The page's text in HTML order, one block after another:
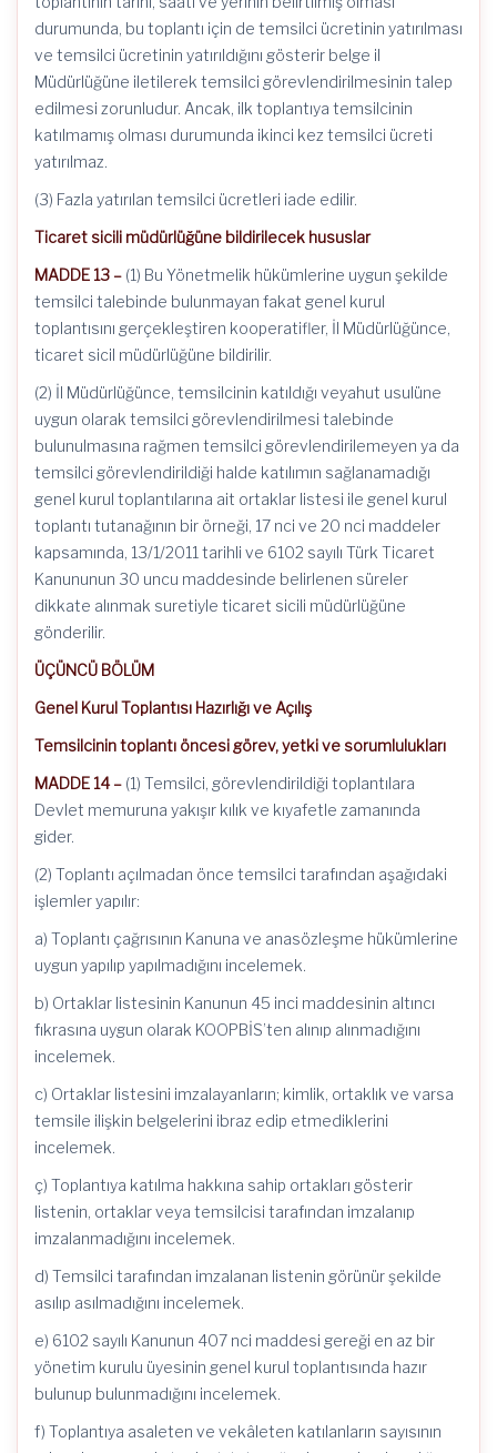
durumunda, bu toplantı için de temsilci ücretinin yatırılması
ve temsilci ücretinin yatırıldığını gösterir belge il
Müdürlüğüne iletilerek temsilci görevlendirilmesinin talep
edilmesi zorunludur. Ancak, ilk toplantıya temsilcinin
katılmamış olması durumunda ikinci kez temsilci ücreti
yatırılmaz.
(3) Fazla yatırılan temsilci ücretleri iade edilir.
Ticaret sicili müdürlüğüne bildirilecek hususlar
MADDE 13 – (1) Bu Yönetmelik hükümlerine uygun şekilde
temsilci talebinde bulunmayan fakat genel kurul
toplantısını gerçekleştiren kooperatifler, İl Müdürlüğünce,
ticaret sicil müdürlüğüne bildirilir.
(2) İl Müdürlüğünce, temsilcinin katıldığı veyahut usulüne
uygun olarak temsilci görevlendirilmesi talebinde
bulunulmasına rağmen temsilci görevlendirilemeyen ya da
temsilci görevlendirildiği halde katılımın sağlanamadığı
genel kurul toplantılarına ait ortaklar listesi ile genel kurul
toplantı tutanağının bir örneği, 17 nci ve 20 nci maddeler
kapsamında, 13/1/2011 tarihli ve 6102 sayılı Türk Ticaret
Kanununun 30 uncu maddesinde belirlenen süreler
dikkate alınmak suretiyle ticaret sicili müdürlüğüne
gönderilir.
ÜÇÜNCÜ BÖLÜM
Genel Kurul Toplantısı Hazırlığı ve Açılış
Temsilcinin toplantı öncesi görev, yetki ve sorumlulukları
MADDE 14 – (1) Temsilci, görevlendirildiği toplantılara
Devlet memuruna yakışır kılık ve kıyafetle zamanında
gider.
(2) Toplantı açılmadan önce temsilci tarafından aşağıdaki
işlemler yapılır:
a) Toplantı çağrısının Kanuna ve anasözleşme hükümlerine
uygun yapılıp yapılmadığını incelemek.
b) Ortaklar listesinin Kanunun 45 inci maddesinin altıncı
fıkrasına uygun olarak KOOPBİS’ten alınıp alınmadığını
incelemek.
c) Ortaklar listesini imzalayanların; kimlik, ortaklık ve varsa
temsile ilişkin belgelerini ibraz edip etmediklerini
incelemek.
ç) Toplantıya katılma hakkına sahip ortakları gösterir
listenin, ortaklar veya temsilcisi tarafından imzalanıp
imzalanmadığını incelemek.
d) Temsilci tarafından imzalanan listenin görünür şekilde
asılıp asılmadığını incelemek.
e) 6102 sayılı Kanunun 407 nci maddesi gereği en az bir
yönetim kurulu üyesinin genel kurul toplantısında hazır
bulunup bulunmadığını incelemek.
f) Toplantıya asaleten ve vekâleten katılanların sayısının